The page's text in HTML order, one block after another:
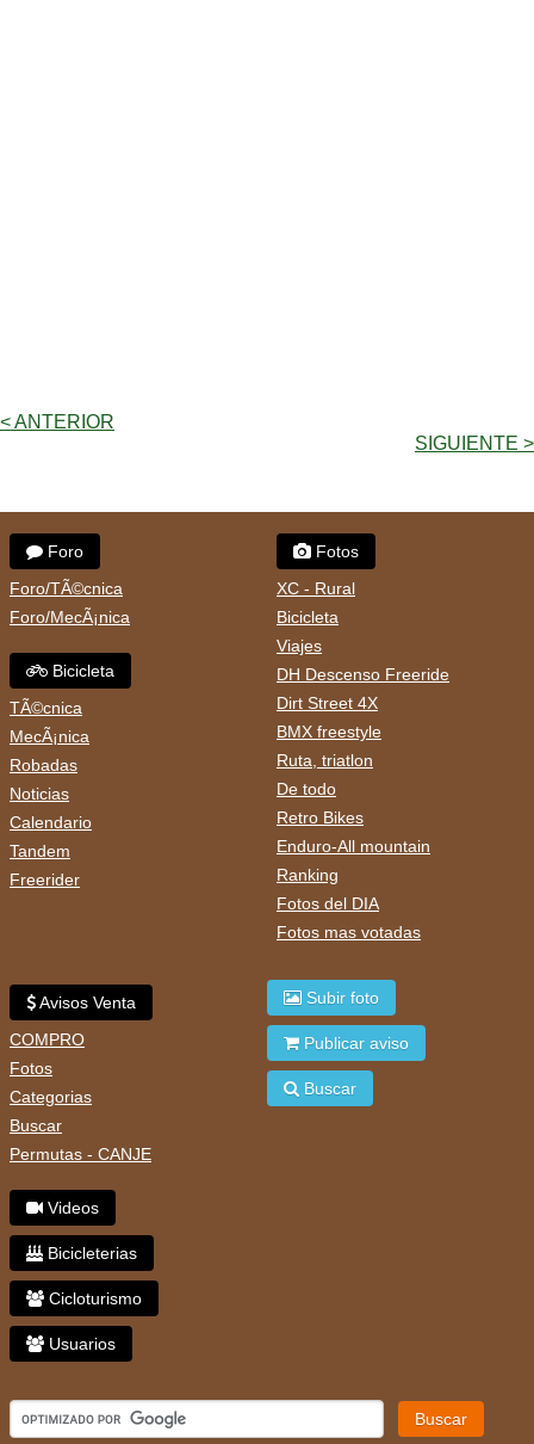
< ANTERIOR
SIGUIENTE >
Foro
Foro/TÃ©cnica
Foro/MecÃ¡nica
Bicicleta
TÃ©cnica
MecÃ¡nica
Robadas
Noticias
Calendario
Tandem
Freerider
Fotos
XC - Rural
Bicicleta
Viajes
DH Descenso Freeride
Dirt Street 4X
BMX freestyle
Ruta, triatlon
De todo
Retro Bikes
Enduro-All mountain
Ranking
Fotos del DIA
Fotos mas votadas
Avisos Venta
COMPRO
Fotos
Categorias
Buscar
Permutas - CANJE
Videos
Bicicleterias
Cicloturismo
Usuarios
Subir foto
Publicar aviso
Buscar
Buscar